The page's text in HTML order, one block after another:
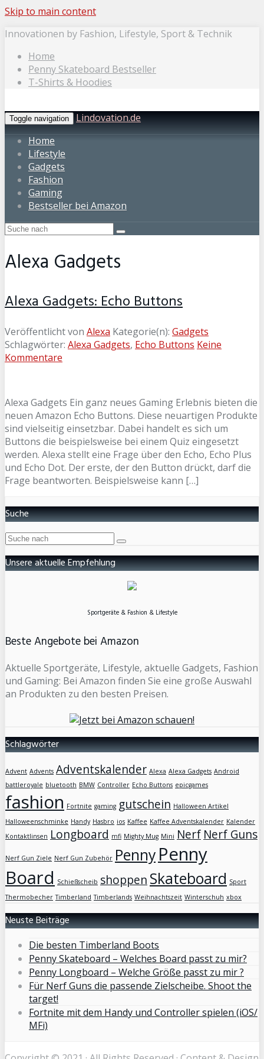
Skip to main content
Innovationen by Fashion, Lifestyle, Sport & Technik
Home
Penny Skateboard Bestseller
T-Shirts & Hoodies
Toggle navigation
Lindovation.de
Home
Lifestyle
Gadgets
Fashion
Gaming
Bestseller bei Amazon
Alexa Gadgets
Alexa Gadgets: Echo Buttons
Veröffentlicht von Alexa Kategorie(n): Gadgets
Schlagwörter: Alexa Gadgets, Echo Buttons Keine
Kommentare
Alexa Gadgets Ein ganz neues Gaming Erlebnis bieten die
neuen Amazon Echo Buttons. Diese neuartigen Produkte
sind vielseitig einsetzbar. Dabei handelt es sich um
Buttons die beispielsweise bei einem Quiz eingesetzt
werden. Alexa stellt eine Frage über den Echo, Echo Plus
und Echo Dot. Der erste, der den Button drückt, darf die
Frage beantworten. Beispielsweise kann […]
Suche
Unsere aktuelle Empfehlung
Sportgeräte & Fashion & Lifestyle
Beste Angebote bei Amazon
Aktuelle Sportgeräte, Lifestyle, aktuelle Gadgets, Fashion
und Gaming: Bei Amazon finden Sie eine große Auswahl
an Produkten zu den besten Preisen.
Schlagwörter
Advent Advents Adventskalender Alexa Alexa Gadgets Android
battleroyale bluetooth BMW Controller Echo Buttons epicgames
fashion Fortnite gaming gutschein Halloween Artikel
Halloweenschminke Handy Hasbro ios Kaffee Kaffee Adventskalender Kalender
Kontaktlinsen Longboard mfi Mighty Mug Mini Nerf Nerf Guns
Nerf Gun Ziele Nerf Gun Zubehör Penny Penny
Board Schießscheib shoppen Skateboard Sport
Thermobecher Timberland Timberlands Weihnachtszeit Winterschuh xbox
Neuste Beiträge
Die besten Timberland Boots
Penny Skateboard – Welches Board passt zu mir?
Penny Longboard – Welche Größe passt zu mir ?
Für Nerf Guns die passende Zielscheibe. Shoot the
target!
Fortnite mit dem Handy und Controller spielen (iOS/
MFi)